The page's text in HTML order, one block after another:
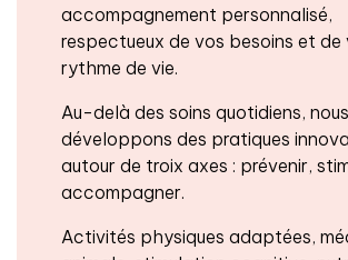
accompagnement personnalisé,
respectueux de vos besoins et de
rythme de vie.
Au-delà des soins quotidiens, nous
développons des pratiques
autour de troix axes : prévenir,
accompagner.
Activités physiques adaptées,